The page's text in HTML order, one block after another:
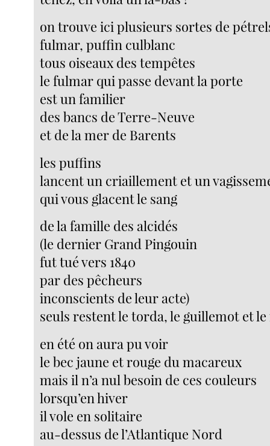
on trouve ici plusieurs sortes de
fulmar, puffin culblanc
tous oiseaux des tempêtes
le fulmar qui passe devant la porte
est un familier
des bancs de Terre-Neuve
et de la mer de Barents
les puffins
lancent un criaillement et un
qui vous glacent le sang
de la famille des alcidés
(le dernier Grand Pingouin
fut tué vers 1840
par des pêcheurs
inconscients de leur acte)
seuls restent le torda, le guillemot et
en été on aura pu voir
le bec jaune et rouge du macareux
mais il n’a nul besoin de ces couleurs
lorsqu’en hiver
il vole en solitaire
au-dessus de l’Atlantique Nord